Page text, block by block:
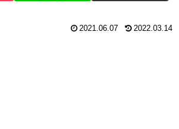
2021.06.07 2022.03.14